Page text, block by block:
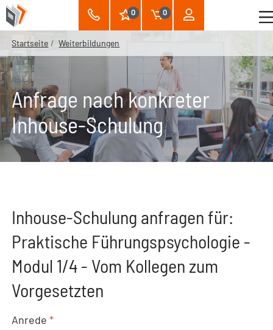
0 0
Startseite Weiterbildungen
Anfrage nach konkreter
Inhouse-Schulung
Inhouse-Schulung anfragen für:
Praktische Führungspsychologie -
Modul 1/4 - Vom Kollegen zum
Vorgesetzten
Anrede*